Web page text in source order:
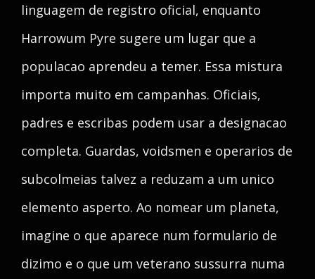
linguagem de registro oficial, enquanto
Harrowum Pyre sugere um lugar que a
populacao aprendeu a temer. Essa mistura
importa muito em campanhas. Oficiais,
padres e escribas podem usar a designacao
completa. Guardas, voidsmen e operarios de
subcolmeias talvez a reduzam a um unico
elemento asperto. Ao nomear um planeta,
imagine o que aparece num formulario de
dizimo e o que um veterano sussurra numa